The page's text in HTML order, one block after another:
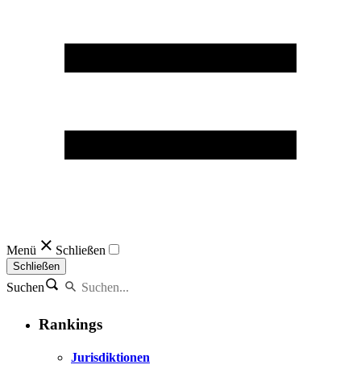
Menü Schließen
Schließen
Suchen
Rankings
Jurisdiktionen